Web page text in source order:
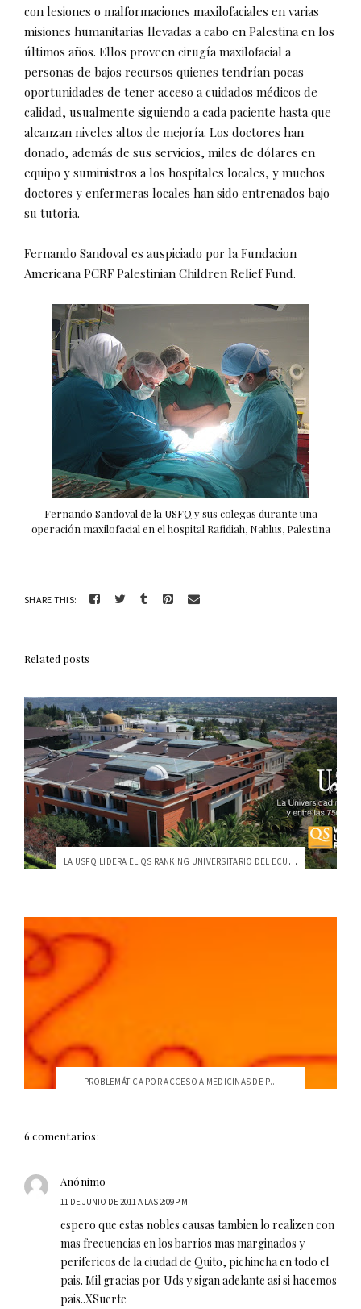
con lesiones o malformaciones maxilofaciales en varias
misiones humanitarias llevadas a cabo en Palestina en los
últimos años. Ellos proveen cirugía maxilofacial a
personas de bajos recursos quienes tendrían pocas
oportunidades de tener acceso a cuidados médicos de
calidad, usualmente siguiendo a cada paciente hasta que
alcanzan niveles altos de mejoría. Los doctores han
donado, además de sus servicios, miles de dólares en
equipo y suministros a los hospitales locales, y muchos
doctores y enfermeras locales han sido entrenados bajo
su tutoria.
Fernando Sandoval es auspiciado por la Fundacion
Americana PCRF Palestinian Children Relief Fund.
Fernando Sandoval de la USFQ y sus colegas durante una
operación maxilofacial en el hospital Rafidiah, Nablus, Palestina
SHARE THIS:
Related posts
LA USFQ LIDERA EL QS RANKING UNIVERSITARIO DEL ECUADOR
PROBLEMÁTICA POR ACCESO A MEDICINAS DE P...
6 comentarios:
Anónimo
11 DE JUNIO DE 2011 A LAS 2:09 P.M.
espero que estas nobles causas tambien lo realizen con
mas frecuencias en los barrios mas marginados y
perifericos de la ciudad de Quito, pichincha en todo el
pais. Mil gracias por Uds y sigan adelante asi si hacemos
pais..XSuerte